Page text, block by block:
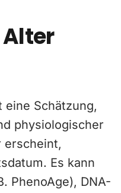
eine Schätzung,
physiologischer
erscheint,
Es kann
PhenoAge), DNA-